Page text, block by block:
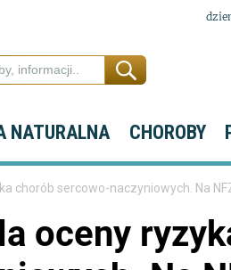
NATURALNA CHOROBY
chorób sercowo-naczyniowych. Na
oceny